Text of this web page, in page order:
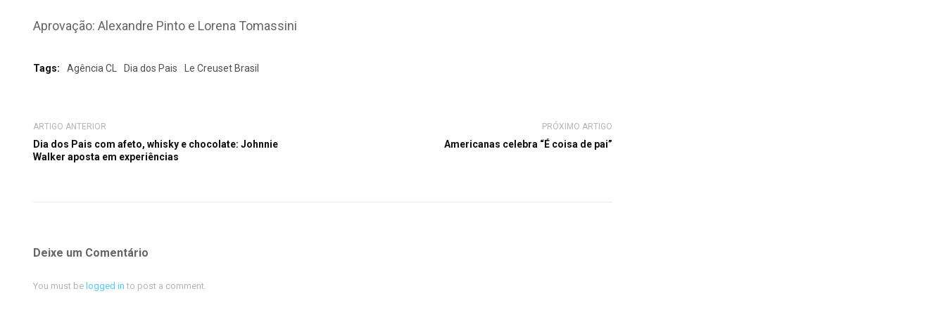
Aprovação: Alexandre Pinto e Lorena Tomassini
Tags: Agência CL Dia dos Pais Le Creuset Brasil
ARTIGO ANTERIOR
Dia dos Pais com afeto, whisky e chocolate: Johnnie
Walker aposta em experiências
PRÓXIMO ARTIGO
Americanas celebra “É coisa de pai”
Deixe um Comentário
You must be logged in to post a comment.